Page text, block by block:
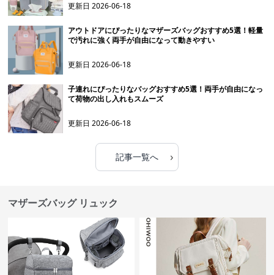
更新日2026-06-18
アウトドアにぴったりなマザーズバッグおすすめ5選！軽量
で汚れに強く両手が自由になって動きやすい
更新日2026-06-18
子連れにぴったりなバッグおすすめ5選！両手が自由になっ
て荷物の出し入れもスムーズ
更新日2026-06-18
記事一覧へ ›
マザーズバッグ リュック